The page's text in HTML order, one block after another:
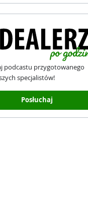
podcastu przygotowanego
specjalistów!
Posłuchaj